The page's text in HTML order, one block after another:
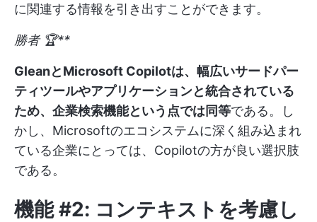
に関連する情報を引き出すことができます。
勝者 🏆**
GleanとMicrosoft Copilotは、幅広いサードパー
ティツールやアプリケーションと統合されている
ため、企業検索機能という点では同等である。し
かし、Microsoftのエコシステムに深く組み込まれ
ている企業にとっては、Copilotの方が良い選択肢
である。
機能 #2: コンテキストを考慮し